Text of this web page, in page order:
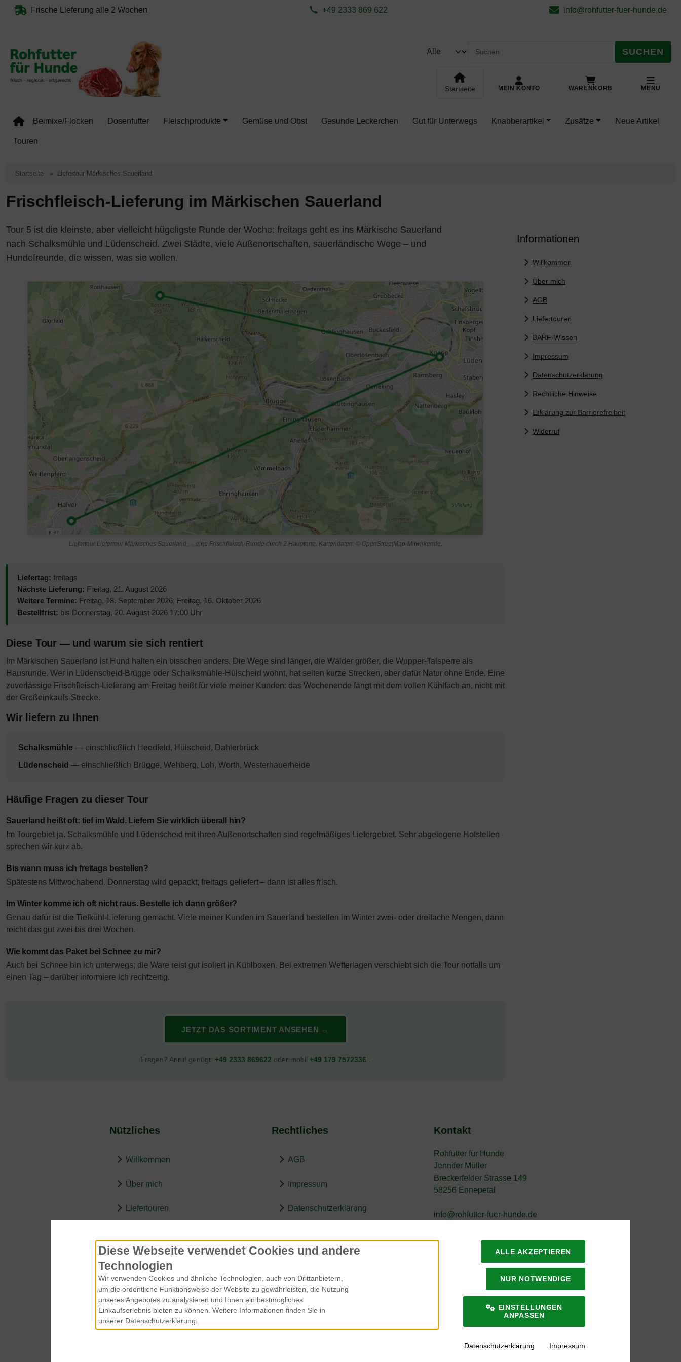
Sprungnavigation (skip link) ist jederzeit zu erreichen, Seite aktualisieren (F5-Taste) und mit Tab-Taste Navigation öffnen.
Sprungnavigation
Springe zum Inhalt Springe zur Navigation Springe zum Button für Einstellungen Springe zu den allgemeinen Informationen
Frische Lieferung alle 2 Wochen +49 2333 869 622 info@rohfutter-fuer-hunde.de
SUCHEN
Startseite MEIN KONTO WARENKORB MENÜ
Beimixe/Flocken Dosenfutter Fleischprodukte Gemüse und Obst Gesunde Leckerchen Gut für Unterwegs Knabberartikel Zusätze Neue Artikel
Touren
Startseite Liefertour Märkisches Sauerland
Frischfleisch-Lieferung im Märkischen Sauerland
Tour 5 ist die kleinste, aber vielleicht hügeligste Runde der Woche: freitags geht es ins Märkische Sauerland
nach Schalksmühle und Lüdenscheid. Zwei Städte, viele Außenortschaften, sauerländische Wege – und
Hundefreunde, die wissen, was sie wollen.
Liefertour Liefertour Märkisches Sauerland — eine Frischfleisch-Runde durch 2 Hauptorte. Kartendaten: © OpenStreetMap-Mitwirkende.
Liefertag: freitags
Nächste Lieferung: Freitag, 21. August 2026
Weitere Termine: Freitag, 18. September 2026; Freitag, 16. Oktober 2026
Bestellfrist: bis Donnerstag, 20. August 2026 17:00 Uhr
Diese Tour — und warum sie sich rentiert
Im Märkischen Sauerland ist Hund halten ein bisschen anders. Die Wege sind länger, die Wälder größer, die Wupper-Talsperre als
Hausrunde. Wer in Lüdenscheid-Brügge oder Schalksmühle-Hülscheid wohnt, hat selten kurze Strecken, aber dafür Natur ohne Ende. Eine
zuverlässige Frischfleisch-Lieferung am Freitag heißt für viele meiner Kunden: das Wochenende fängt mit dem vollen Kühlfach an, nicht mit
der Großeinkaufs-Strecke.
Wir liefern zu Ihnen
Schalksmühle — einschließlich Heedfeld, Hülscheid, Dahlerbrück
Lüdenscheid — einschließlich Brügge, Wehberg, Loh, Worth, Westerhauerheide
Häufige Fragen zu dieser Tour
Sauerland heißt oft: tief im Wald. Liefern Sie wirklich überall hin?
Im Tourgebiet ja. Schalksmühle und Lüdenscheid mit ihren Außenortschaften sind regelmäßiges Liefergebiet. Sehr abgelegene Hofstellen
sprechen wir kurz ab.
Bis wann muss ich freitags bestellen?
Spätestens Mittwochabend. Donnerstag wird gepackt, freitags geliefert – dann ist alles frisch.
Im Winter komme ich oft nicht raus. Bestelle ich dann größer?
Genau dafür ist die Tiefkühl-Lieferung gemacht. Viele meiner Kunden im Sauerland bestellen im Winter zwei- oder dreifache Mengen, dann
reicht das gut zwei bis drei Wochen.
Wie kommt das Paket bei Schnee zu mir?
Auch bei Schnee bin ich unterwegs; die Ware reist gut isoliert in Kühlboxen. Bei extremen Wetterlagen verschiebt sich die Tour notfalls um
einen Tag – darüber informiere ich rechtzeitig.
JETZT DAS SORTIMENT ANSEHEN →
Fragen? Anruf genügt: +49 2333 869622 oder mobil +49 179 7572336
Informationen
Willkommen
Über mich
AGB
Liefertouren
BARF-Wissen
Impressum
Datenschutzerklärung
Rechtliche Hinweise
Erklärung zur Barrierefreiheit
Widerruf
Nützliches
Willkommen
Über mich
Liefertouren
Rechtliches
AGB
Impressum
Datenschutzerklärung
Erklärung zur Barrierefreiheit
Widerruf
Kontakt
Rohfutter für Hunde
Jennifer Müller
Breckerfelder Strasse 149
58256 Ennepetal
info@rohfutter-fuer-hunde.de
Diese Webseite verwendet Cookies und andere
Technologien
Wir verwenden Cookies und ähnliche Technologien, auch von Drittanbietern,
um die ordentliche Funktionsweise der Website zu gewährleisten, die Nutzung
unseres Angebotes zu analysieren und Ihnen ein bestmögliches
Einkaufserlebnis bieten zu können. Weitere Informationen finden Sie in
unserer Datenschutzerklärung.
ALLE AKZEPTIEREN
NUR NOTWENDIGE
EINSTELLUNGEN
ANPASSEN
Datenschutzerklärung Impressum